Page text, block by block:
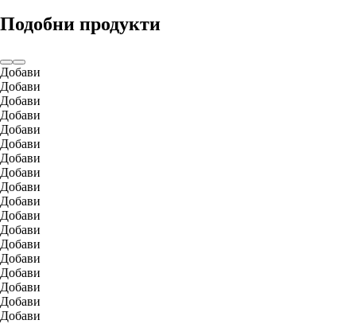
Подобни продукти
Добави
Добави
Добави
Добави
Добави
Добави
Добави
Добави
Добави
Добави
Добави
Добави
Добави
Добави
Добави
Добави
Добави
Добави